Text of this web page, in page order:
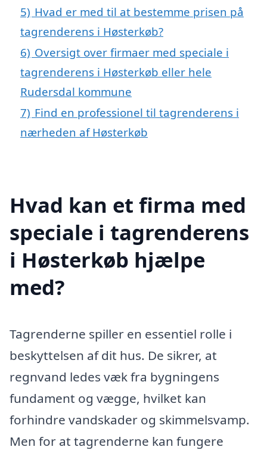
5) Hvad er med til at bestemme prisen på
tagrenderens i Høsterkøb?
6) Oversigt over firmaer med speciale i
tagrenderens i Høsterkøb eller hele
Rudersdal kommune
7) Find en professionel til tagrenderens i
nærheden af Høsterkøb
Hvad kan et firma med
speciale i tagrenderens
i Høsterkøb hjælpe
med?
Tagrenderne spiller en essentiel rolle i
beskyttelsen af dit hus. De sikrer, at
regnvand ledes væk fra bygningens
fundament og vægge, hvilket kan
forhindre vandskader og skimmelsvamp.
Men for at tagrenderne kan fungere